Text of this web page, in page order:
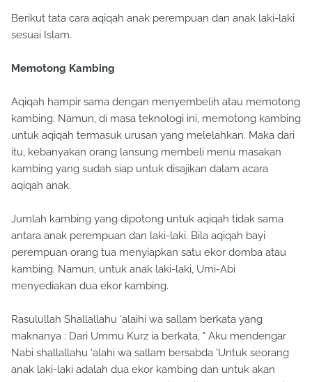
Berikut tata cara aqiqah anak perempuan dan anak laki-laki
sesuai Islam.
Memotong Kambing
Aqiqah hampir sama dengan menyembelih atau memotong
kambing. Namun, di masa teknologi ini, memotong kambing
untuk aqiqah termasuk urusan yang melelahkan. Maka dari
itu, kebanyakan orang lansung membeli menu masakan
kambing yang sudah siap untuk disajikan dalam acara
aqiqah anak.
Jumlah kambing yang dipotong untuk aqiqah tidak sama
antara anak perempuan dan laki-laki. Bila aqiqah bayi
perempuan orang tua menyiapkan satu ekor domba atau
kambing. Namun, untuk anak laki-laki, Umi-Abi
menyediakan dua ekor kambing.
Rasulullah Shallallahu ‘alaihi wa sallam berkata yang
maknanya : Dari Ummu Kurz ia berkata, " Aku mendengar
Nabi shallallahu ‘alahi wa sallam bersabda 'Untuk seorang
anak laki-laki adalah dua ekor kambing dan untuk akan